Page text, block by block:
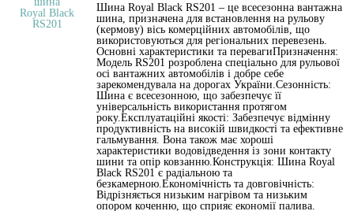
Шина Royal Black RS201 – це всесезонна вантажна
шина, призначена для встановлення на рульову
(кермову) вісь комерційних автомобілів, що
використовуються для регіональних перевезень.
Основні характеристики та перевагиПризначення:
Модель RS201 розроблена спеціально для рульової
осі вантажних автомобілів і добре себе
зарекомендувала на дорогах України.Сезонність:
Шина є всесезонною, що забезпечує її
універсальність використання протягом
року.Експлуатаційні якості: Забезпечує відмінну
продуктивність на високій швидкості та ефективне
гальмування. Вона також має хороші
характеристики водовідведення із зони контакту
шини та опір ковзанню.Конструкція: Шина Royal
Black RS201 є радіальною та
безкамерною.Економічність та довговічність:
Відрізняється низьким нагрівом та низьким
опором коченню, що сприяє економії палива.